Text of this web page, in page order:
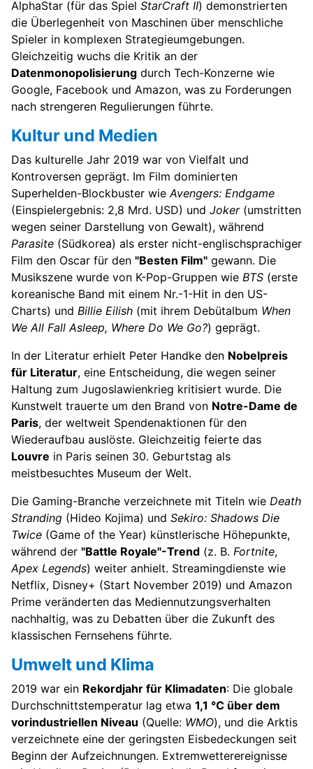
AlphaStar (für das Spiel StarCraft II) demonstrierten
die Überlegenheit von Maschinen über menschliche
Spieler in komplexen Strategieumgebungen.
Gleichzeitig wuchs die Kritik an der
Datenmonopolisierung durch Tech-Konzerne wie
Google, Facebook und Amazon, was zu Forderungen
nach strengeren Regulierungen führte.
Kultur und Medien
Das kulturelle Jahr 2019 war von Vielfalt und
Kontroversen geprägt. Im Film dominierten
Superhelden-Blockbuster wieAvengers: Endgame
(Einspielergebnis: 2,8 Mrd. USD) und Joker(umstritten
wegen seiner Darstellung von Gewalt), während
Parasite (Südkorea) als erster nicht-englischsprachiger
Film den Oscar für den "Besten Film" gewann. Die
Musikszene wurde von K-Pop-Gruppen wie BTS (erste
koreanische Band mit einem Nr.-1-Hit in den US-
Charts) und Billie Eilish (mit ihrem Debütalbum When
We All Fall Asleep, Where Do We Go?) geprägt.
In der Literatur erhielt Peter Handke den Nobelpreis
für Literatur, eine Entscheidung, die wegen seiner
Haltung zum Jugoslawienkrieg kritisiert wurde. Die
Kunstwelt trauerte um den Brand von Notre-Dame de
Paris, der weltweit Spendenaktionen für den
Wiederaufbau auslöste. Gleichzeitig feierte das
Louvre in Paris seinen 30. Geburtstag als
meistbesuchtes Museum der Welt.
Die Gaming-Branche verzeichnete mit Titeln wie Death
Stranding (Hideo Kojima) und Sekiro: Shadows Die
Twice (Game of the Year) künstlerische Höhepunkte,
während der "Battle Royale"-Trend (z. B. Fortnite,
Apex Legends) weiter anhielt. Streamingdienste wie
Netflix, Disney+ (Start November 2019) und Amazon
Prime veränderten das Mediennutzungsverhalten
nachhaltig, was zu Debatten über die Zukunft des
klassischen Fernsehens führte.
Umwelt und Klima
2019 war ein Rekordjahr für Klimadaten: Die globale
Durchschnittstemperatur lag etwa 1,1 °C über dem
vorindustriellen Niveau (Quelle: WMO), und die Arktis
verzeichnete eine der geringsten Eisbedeckungen seit
Beginn der Aufzeichnungen. Extremwetterereignisse